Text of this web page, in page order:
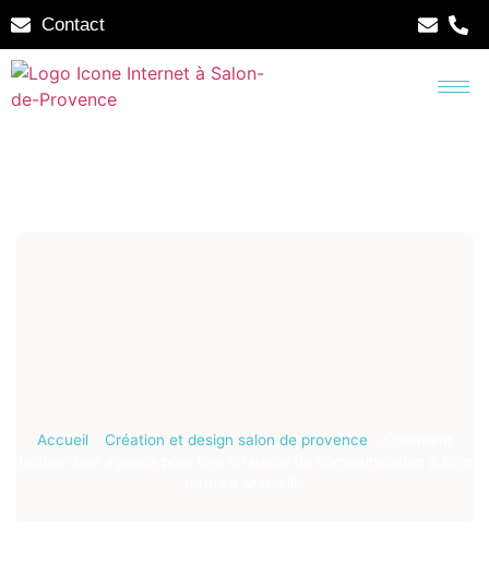
Contact
Accueil» Création et design salon de provence»